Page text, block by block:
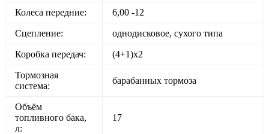
Колеса передние: 6,00 -12
Сцепление: однодисковое, сухого типа
Коробка передач: (4+1)х2
Тормозная
система:
барабанных тормоза
Объём
топливного бака,
л:
17